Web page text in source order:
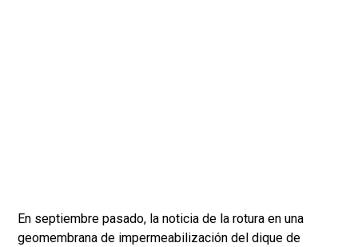
En septiembre pasado, la noticia de la rotura en una
geomembrana de impermeabilización del dique de